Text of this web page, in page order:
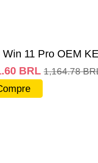
Win 11 Pro OEM
BRL 1,164.78